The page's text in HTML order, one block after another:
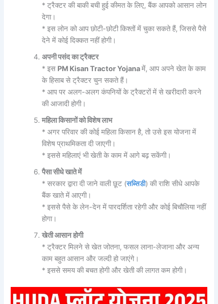
* ट्रैक्टर की बाकी बची हुई कीमत के लिए, बैंक आपको आसान लोन
देगा।
* इस लोन को आप छोटी-छोटी किश्तों में चुका सकते हैं, जिससे पैसे
देने में कोई दिक्कत नहीं होगी।
अपनीपसंदकाट्रैक्टर
* इस PM Kisan Tractor Yojanaमें, आप अपने खेत के काम
के हिसाब से ट्रैक्टर चुन सकते हैं।
* आप पर अलग-अलग कंपनियों के ट्रैक्टरों में से खरीदारी करने
की आजादी होगी।
महिलाकिसानोंकोविशेषलाभ
* अगर परिवार की कोई महिला किसान है, तो उसे इस योजना में
विशेष प्राथमिकता दी जाएगी।
* इससे महिलाएं भी खेती के काम में आगे बढ़ सकेंगी।
पैसासीधेखातेमें
* सरकार द्वारा दी जाने वाली छूट (सब्सिडी) की राशि सीधे आपके
बैंक खाते में आएगी।
* इससे पैसे के लेन-देन में पारदर्शिता रहेगी और कोई बिचौलिया नहीं
होगा।
खेतीआसानहोगी
* ट्रैक्टर मिलने से खेत जोतना, फसल लाना-लेजाना और अन्य
काम बहुत आसान और जल्दी हो जाएंगे।
* इससे समय की बचत होगी और खेती की लागत कम होगी।